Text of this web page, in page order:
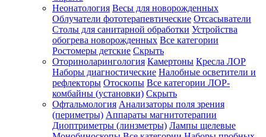
статуса
заказа
Неонатология Весы для новорожденных
Облучатели фототерапевтические Отсасыватели
Столы для санитарной обработки Устройства
обогрева новорожденных Все категории
Ростомеры детские Скрыть
Оториноларингология Камертоны Кресла ЛОР
Наборы диагностические Налобные осветители и
рефлекторы Отоскопы Все категории ЛОР-
комбайны (установки) Скрыть
Офтальмология Анализаторы поля зрения
(периметры) Аппараты магнитотерапии
Диоптриметры (линзметры) Лампы щелевые